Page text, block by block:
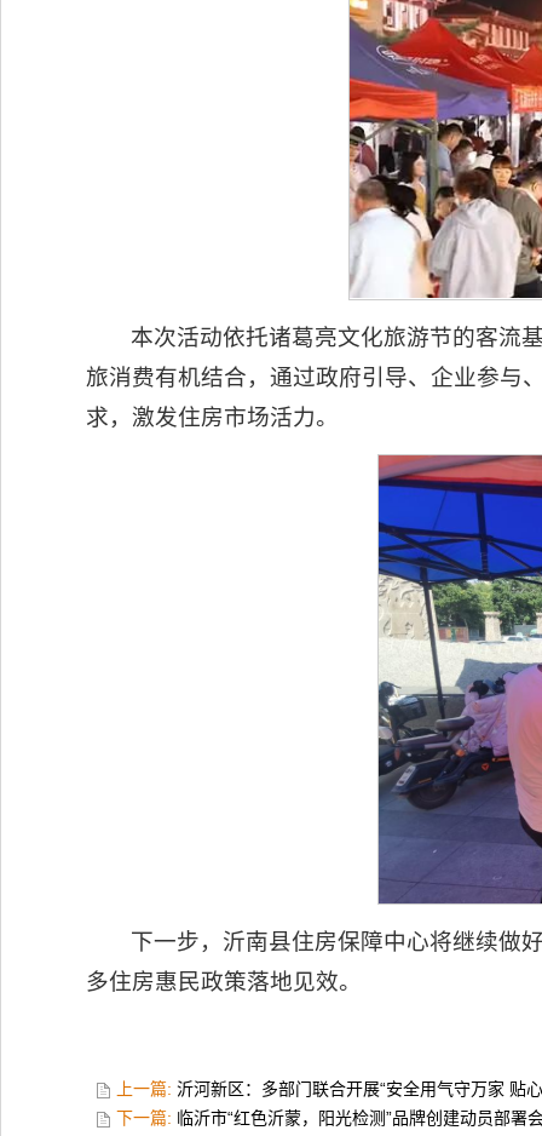
本次活动依托诸葛亮文化旅游节的客流
旅消费有机结合，通过政府引导、企业参与
求，激发住房市场活力。
下一步，沂南县住房保障中心将继续做
多住房惠民政策落地见效。
上一篇: 沂河新区：多部门联合开展“安全用气守万家 贴
下一篇: 临沂市“红色沂蒙，阳光检测”品牌创建动员部署